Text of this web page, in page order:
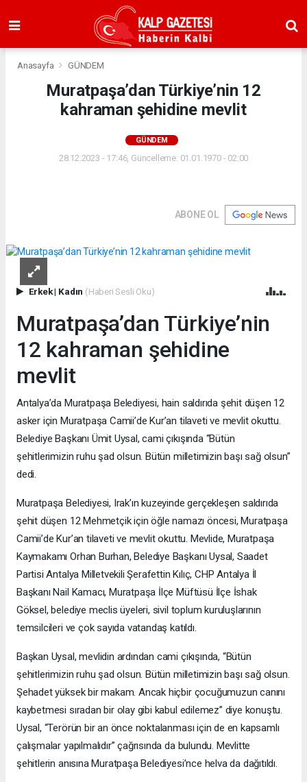
Anasayfa GÜNDEM
Muratpaşa’dan Türkiye’nin 12
kahraman şehidine mevlit
GÜNDEM
28.12.2023 - 17:46, Güncelleme: 01.01.1970 - 02:00
ABONE OL
Erkek| Kadın (Haberi Sesli Oku)
Muratpaşa’dan Türkiye’nin
12 kahraman şehidine
mevlit
Antalya’da Muratpaşa Belediyesi, hain saldırıda şehit düşen 12
asker için Muratpaşa Camii’de Kur’an tilaveti ve mevlit okuttu.
Belediye Başkanı Ümit Uysal, cami çıkışında “Bütün
şehitlerimizin ruhu şad olsun. Bütün milletimizin başı sağ olsun”
dedi.
Muratpaşa Belediyesi, Irak’ın kuzeyinde gerçekleşen saldırıda
şehit düşen 12 Mehmetçik için öğle namazı öncesi, Muratpaşa
Camii’de Kur’an tilaveti ve mevlit okuttu. Mevlide, Muratpaşa
Kaymakamı Orhan Burhan, Belediye Başkanı Uysal, Saadet
Partisi Antalya Milletvekili Şerafettin Kılıç, CHP Antalya İl
Başkanı Nail Kamacı, Muratpaşa İlçe Müftüsü İlçe İshak
Göksel, belediye meclis üyeleri, sivil toplum kuruluşlarının
temsilcileri ve çok sayıda vatandaş katıldı.
Başkan Uysal, mevlidin ardından cami çıkışında, “Bütün
şehitlerimizin ruhu şad olsun. Bütün milletimizin başı sağ olsun.
Şehadet yüksek bir makam. Ancak hiçbir çocuğumuzun canını
kaybetmesi sıradan bir olay gibi kabul edilemez” diye konuştu.
Uysal, “Terörün bir an önce noktalanması için de en kapsamlı
çalışmalar yapılmalıdır” çağrısında da bulundu. Mevlitte
şehitlerin anısına Muratpaşa Belediyesi’nce helva da dağıtıldı.